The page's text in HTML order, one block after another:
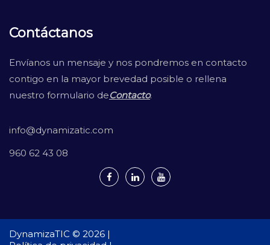
Contáctanos
Envíanos un mensaje y nos pondremos en contacto
contigo en la mayor brevedad posible o rellena
nuestro formulario deContacto.
info@dynamizatic.com
960 62 43 08
DynamizaTIC © 2026 |